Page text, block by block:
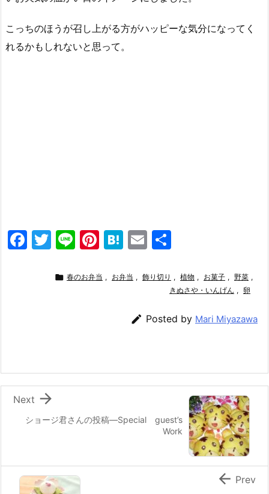
こっちのほうが召し上がる方がハッピーな気分になってく
れるかもしれないと思って。
F
k
T
itt
Li
e
Pi
er
H
e
a
E
ai
 春のお弁当 , お弁当 , 飾り切り , 植物 , お菓子 , 野菜 ,
きぬさや・いんげん , 卵
 Posted by Mari Miyazawa
ショージ君さんの投稿—Special guest’s
Work

Next
 Prev